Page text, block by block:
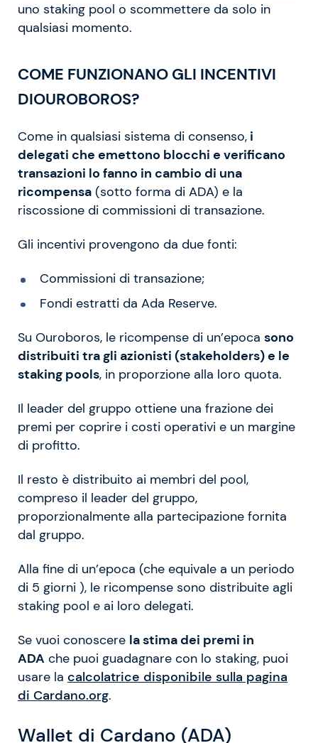
uno staking pool o scommettere da solo in
qualsiasi momento.
COME FUNZIONANO GLI INCENTIVI
DIOUROBOROS?
Come in qualsiasi sistema di consenso, i
delegati che emettono blocchi e verificano
transazioni lo fanno in cambio di una
ricompensa (sotto forma di ADA) e la
riscossione di commissioni di transazione.
Gli incentivi provengono da due fonti:
Commissioni di transazione;
Fondi estratti da Ada Reserve.
Su Ouroboros, le ricompense di un’epoca sono
distribuiti tra gli azionisti (stakeholders)e le
staking pools, in proporzione alla loro quota.
Il leader del gruppo ottiene una frazione dei
premi per coprire i costi operativi e un margine
di profitto.
Il resto è distribuito ai membri del pool,
compreso il leader del gruppo,
proporzionalmente alla partecipazione fornita
dal gruppo.
Alla fine di un’epoca (che equivale a un periodo
di 5 giorni ), le ricompense sono distribuite agli
staking pool e ai loro delegati.
Se vuoi conoscere la stima dei premi in
ADA che puoi guadagnare con lo staking, puoi
usare la calcolatrice disponibile sulla pagina
di Cardano.org.
Wallet di Cardano (ADA)